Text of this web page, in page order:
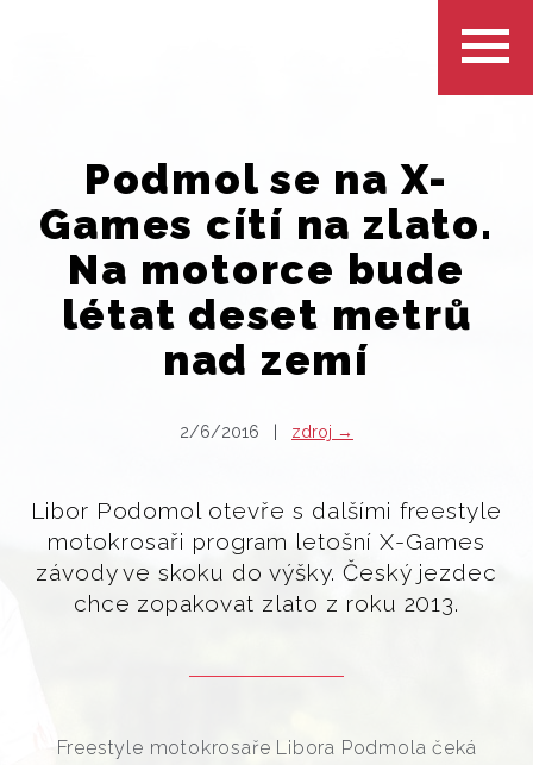
Podmol se na X-
Games cítí na zlato.
Na motorce bude
létat deset metrů
nad zemí
2/6/2016 | zdroj →
Libor Podomol otevře s dalšími freestyle
motokrosaři program letošní X-Games
závody ve skoku do výšky. Český jezdec
chce zopakovat zlato z roku 2013.
Freestyle motokrosaře Libora Podmola čeká